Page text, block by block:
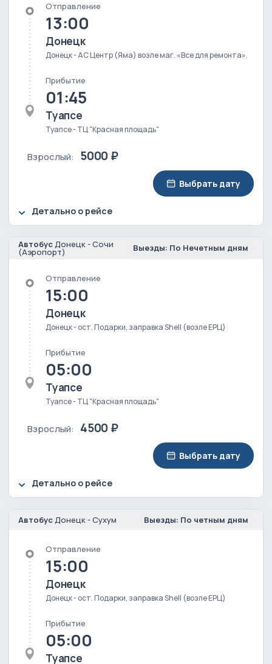
Отправление
13:00
Донецк
Донецк - АС Центр (Яма) возле маг. «Все для ремонта».
Прибытие
01:45
Туапсе
Туапсе - ТЦ "Красная площадь"
Взрослый: 5000 ₽
Выбрать дату
Детально о рейсе
АвтобусДонецк - Сочи
(Аэропорт) Выезды: По Нечетным дням
Отправление
15:00
Донецк
Донецк - ост. Подарки, заправка Shell (возле ЕРЦ)
Прибытие
05:00
Туапсе
Туапсе - ТЦ "Красная площадь"
Взрослый: 4500 ₽
Выбрать дату
Детально о рейсе
Автобус Донецк - Сухум Выезды: По четным дням
Отправление
15:00
Донецк
Донецк - ост. Подарки, заправка Shell (возле ЕРЦ)
Прибытие
05:00
Туапсе